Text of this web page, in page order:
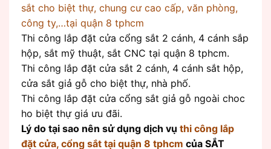
sắt cho biệt thự, chung cư cao cấp, văn phòng,
công ty,…tại quận 8 tphcm
Thi công lắp đặt cửa cổng sắt 2 cánh, 4 cánh sắp
hộp, sắt mỹ thuật, sắt CNC tại quận 8 tphcm.
Thi công lắp đặt cửa sắt 2 cánh, 4 cánh sắt hộp,
cửa sắt giả gỗ cho biệt thự, nhà phố.
Thi công lắp đặt cửa cổng sắt giả gỗ ngoài choc
ho biệt thự giá ưu đãi.
Lý do tại sao nên sử dụng dịch vụ thi công lắp
đặt cửa, cổng sắt tại quận 8 tphcm của SẮT